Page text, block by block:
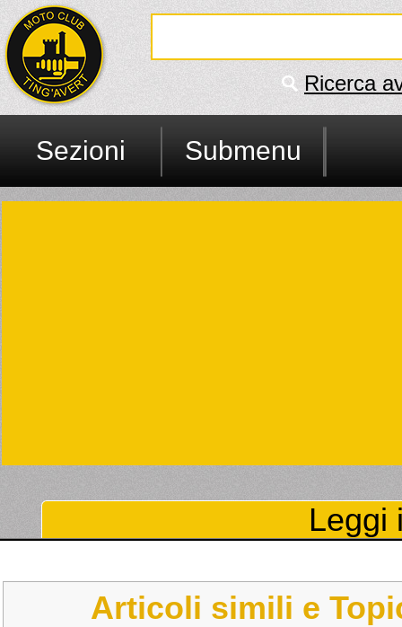
Ricerca
Sezioni Submenu
Leggi
Articoli simili e